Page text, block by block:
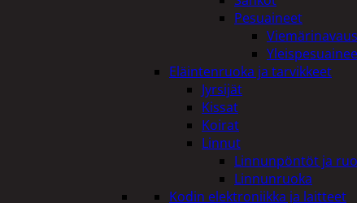
Pesuaineet
Eläintenruoka ja tarvikkeet
Jyrsijät
Kissat
Koirat
Linnut
Linnunpöntöt ja
Linnunruoka
Kodin elektroniikka ja laitteet